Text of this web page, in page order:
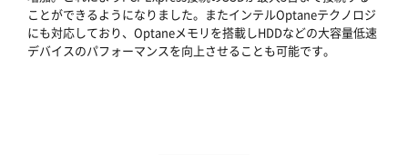
ことができるようになりました。またインテルOptaneテクノロジ
にも対応しており、Optaneメモリを搭載しHDDなどの大容量低速
デバイスのパフォーマンスを向上させることも可能です。